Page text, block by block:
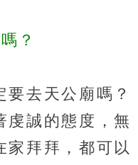
？
去天公廟嗎？
虔誠的態度，無
家拜拜，都可以